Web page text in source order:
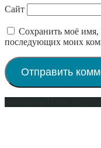
Сайт
Сохранить моё имя,
последующих моих